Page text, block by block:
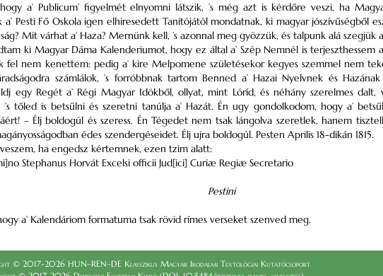
a’ Publicum’ figyelmét elnyomni látszik, ’s még azt is kérdőre veszi, ha
a’ Pesti Fő Oskola igen elhiresedett Tanítójától mondatnak, ki magyar jószívűségből
Mit várhat a’ Haza? Mernünk kell, ’s azonnal meg gyözzük, és talpunk alá szegjük
ki Magyar Dáma Kalenderiumot, hogy ez által a’ Szép Nemnél is terjeszthessem
fel nem kenettem: pedig a’ kire Melpomene születésekor kegyes szemmel nem
számlálok, ’s forróbbnak tartom Benned a’ Hazai Nyelvnek és
egy Regét a’ Régi Magyar Idökből, ollyat, mint Lóríd, és néhány szerelmes dalt,
tőled is betsűlni és szeretni tanúlja a’ Hazát. Én ugy gondolkodom, hogy a’
– Élj boldogúl és szeress. Én Tégedet nem tsak lángolva szeretlek, hanem
édes szendergéseidet. Élj ujra boldogúl. Pesten Aprilis 18-dikán 1815.
ha engedsz kértemnek, ezen tzim alatt:
Stephanus Horvát Excelsi officii Jud[ici] Curiæ Regiæ Secretario
Pestini
a’ Kalendáriom formatuma tsak rövid rímes verseket szenved meg.
© 2017-2026 HUN–REN–DE Klasszikus Magyar Irodalmi Textológiai Kutatócsoport